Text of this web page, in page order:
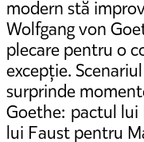
modern stă
Wolfgang von
plecare pentru o
excepție.
surprinde
Goethe: pactul lui
lui Faust pentru